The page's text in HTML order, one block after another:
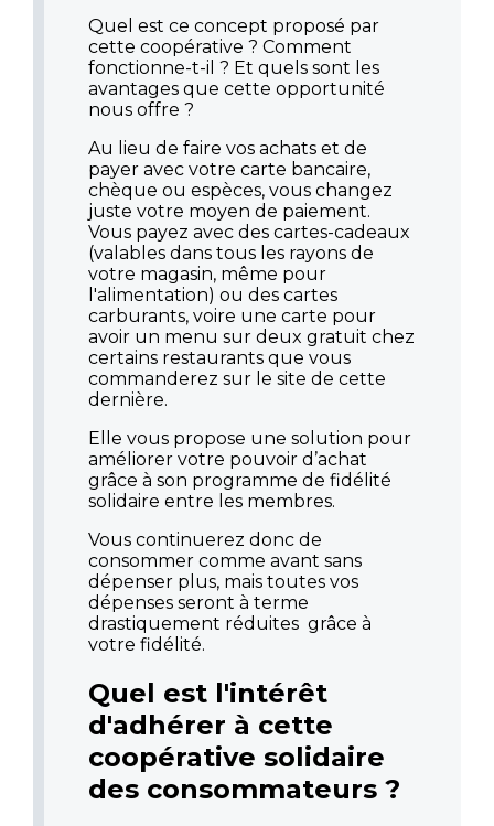
Quel est ce concept proposé par
cette coopérative ? Comment
fonctionne-t-il ? Et quels sont les
avantages que cette opportunité
nous offre ?
Au lieu de faire vos achats et de
payer avec votre carte bancaire,
chèque ou espèces, vous changez
juste votre moyen de paiement.
Vous payez avec des cartes-cadeaux
(valables dans tous les rayons de
votre magasin, même pour
l'alimentation) ou des cartes
carburants, voire une carte pour
avoir un menu sur deux gratuit chez
certains restaurants que vous
commanderez sur le site de cette
dernière.
Elle vous propose une solution pour
améliorer votre pouvoir d’achat
grâce à son programme de fidélité
solidaire entre les membres.
Vous continuerez donc de
consommer comme avant sans
dépenser plus, mais toutes vos
dépenses seront à terme
drastiquement réduites grâce à
votre fidélité.
Quel est l'intérêt
d'adhérer à cette
coopérative solidaire
des consommateurs ?